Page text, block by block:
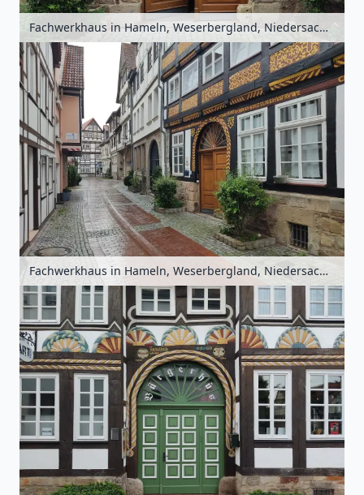
Fachwerkhaus in Hameln, Weserbergland, Niedersachsen, Deutschland
Fachwerkhaus in Hameln, Weserbergland, Niedersachsen, Deutschland